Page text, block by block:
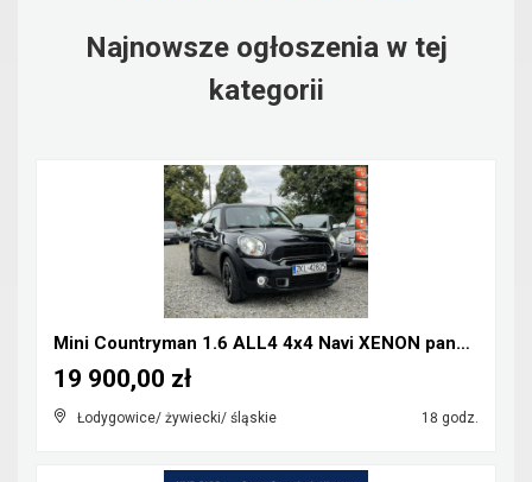
Najnowsze ogłoszenia w tej
kategorii
Mini Countryman 1.6 ALL4 4x4 Navi XENON panorama
Łodygowice/ żywiecki/ śląskie 18 godz.
19 900,00 zł